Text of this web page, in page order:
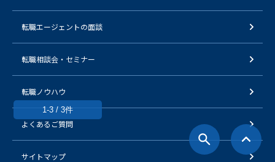
1-3 / 3件
転職エージェントの面談
転職相談会・セミナー
転職ノウハウ
よくあるご質問
サイトマップ